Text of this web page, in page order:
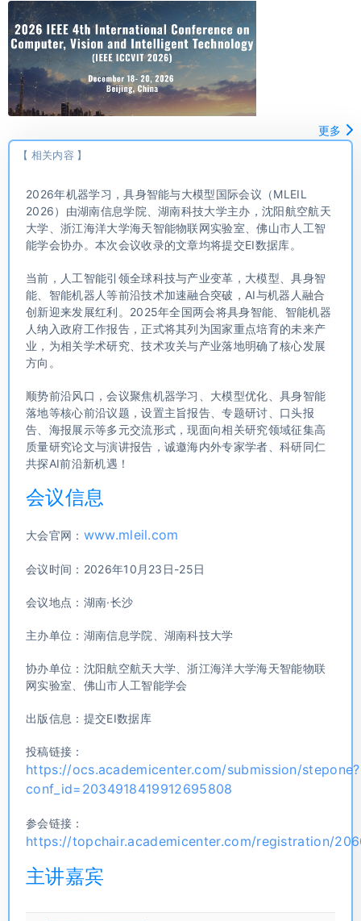
更多
【 相关内容 】
2026年机器学习，具身智能与大模型国际会议（MLEIL
2026）由湖南信息学院、湖南科技大学主办，沈阳航空航天
大学、浙江海洋大学海天智能物联网实验室、佛山市人工智
能学会协办。本次会议收录的文章均将提交EI数据库。
当前，人工智能引领全球科技与产业变革，大模型、具身智
能、智能机器人等前沿技术加速融合突破，AI与机器人融合
创新迎来发展红利。2025年全国两会将具身智能、智能机器
人纳入政府工作报告，正式将其列为国家重点培育的未来产
业，为相关学术研究、技术攻关与产业落地明确了核心发展
方向。
顺势前沿风口，会议聚焦机器学习、大模型优化、具身智能
落地等核心前沿议题，设置主旨报告、专题研讨、口头报
告、海报展示等多元交流形式，现面向相关研究领域征集高
质量研究论文与演讲报告，诚邀海内外专家学者、科研同仁
共探AI前沿新机遇！
会议信息
大会官网： www.mleil.com
会议时间：2026年10月23日-25日
会议地点：湖南·长沙
主办单位：湖南信息学院、湖南科技大学
协办单位：沈阳航空航天大学、浙江海洋大学海天智能物联
网实验室、佛山市人工智能学会
出版信息：提交EI数据库
投稿链接：
https://ocs.academicenter.com/submission/stepone?
conf_id=2034918419912695808
参会链接：
https://topchair.academicenter.com/registration/
主讲嘉宾